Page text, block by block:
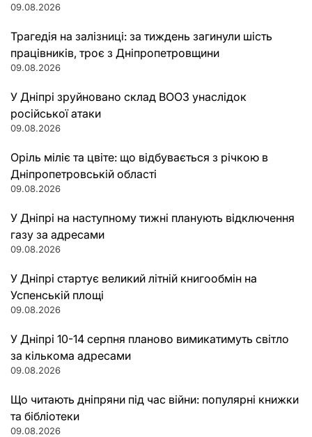
09.08.2026
Трагедія на залізниці: за тиждень загинули шість
працівників, троє з Дніпропетровщини
09.08.2026
У Дніпрі зруйновано склад ВООЗ унаслідок
російської атаки
09.08.2026
Оріль міліє та цвіте: що відбувається з річкою в
Дніпропетровській області
09.08.2026
У Дніпрі на наступному тижні планують відключення
газу за адресами
09.08.2026
У Дніпрі стартує великий літній книгообмін на
Успенській площі
09.08.2026
У Дніпрі 10-14 серпня планово вимикатимуть світло
за кількома адресами
09.08.2026
Що читають дніпряни під час війни: популярні книжки
та бібліотеки
09.08.2026